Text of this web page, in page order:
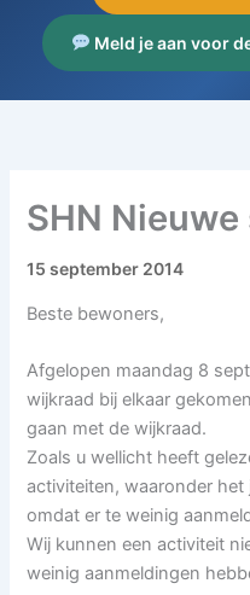
Meld je aan voor
SHN
15 september 2014
Beste bewoners,
Afgelopen maandag 8
wijkraad bij elkaar
gaan met de wijkraad.
Zoals u wellicht heeft
activiteiten, waaronder
omdat er te weinig
Wij kunnen een activiteit
weinig aanmeldingen